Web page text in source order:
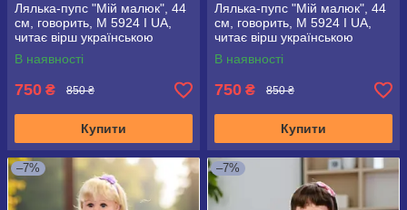
Лялька-пупс "Мій малюк", 44
см, говорить, M 5924 I UA,
читає вірш українською
мовою
В наявності
750 ₴ 850 ₴
Купити
Лялька-пупс "Мій малюк", 44
см, говорить, M 5924 I UA,
читає вірш українською
мовою
В наявності
750 ₴ 850 ₴
Купити
–7% –7%